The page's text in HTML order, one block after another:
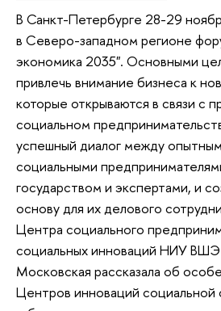
В Санкт-Петербурге 28-29
в Северо-западном регионе
экономика 2035". Основными
привлечь внимание бизнеса к
которые открываются в связи с
социальном
успешный диалог между
социальными
государством и экспертами, и
основу для их делового
Центра социального
социальных инноваций НИУ ВШЭ
Московская рассказала об
Центров инноваций социальной